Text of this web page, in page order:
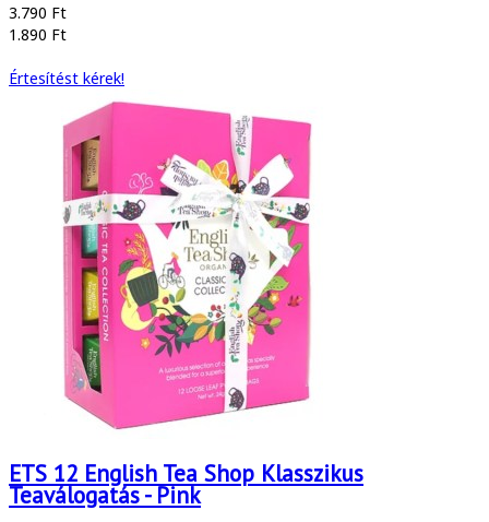
3.790 Ft
1.890 Ft
Értesítést kérek!
ETS 12 English Tea Shop Klasszikus
Teaválogatás - Pink